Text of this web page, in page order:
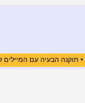
• תוקנה הבעיה עם